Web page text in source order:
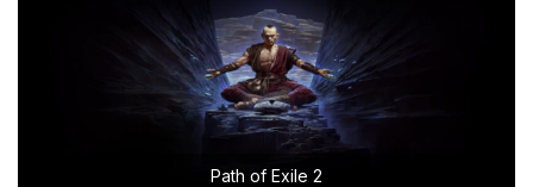
Path of Exile 2